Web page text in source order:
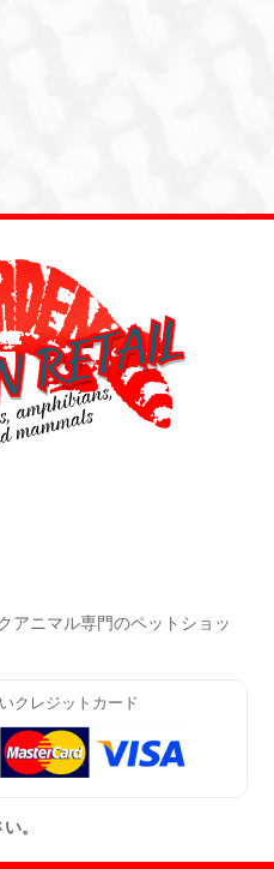
アニマル専門のペットショッ
クレジットカード
。